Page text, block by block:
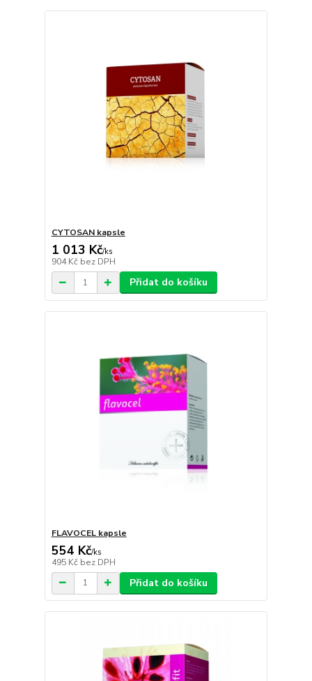
CYTOSAN kapsle
1 013 Kč/ks
904 Kč bez DPH
Přidat do košíku
FLAVOCEL kapsle
554 Kč/ks
495 Kč bez DPH
Přidat do košíku